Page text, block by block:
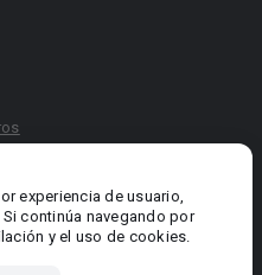
experiencia de usuario,
continúa navegando por
y el uso de cookies.
reservados.